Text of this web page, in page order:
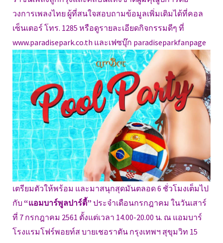
วงการเพลงไทย ผู้ที่สนใจสอบถามข้อมูลเพิ่มเติมได้ที่คอล
เซ็นเตอร์ โทร. 1285 หรือดูรายละเอียดกิจกรรมดีๆ ที่
www.paradisepark.co.th และเฟซบุ๊ก paradiseparkfanpage
เตรียมตัวให้พร้อม และมาสนุกสุดมันตลอด 6 ชั่วโมงเต็มไป
กับ “แอมบาร์พูลปาร์ตี้” ประจำเดือนกรกฎาคม ในวันเสาร์
ที่ 7 กรกฎาคม 2561 ตั้งแต่เวลา 14.00-20.00 น. ณ แอมบาร์
โรงแรมโฟร์พอยท์ส บายเชอราตัน กรุงเทพฯ สุขุมวิท 15